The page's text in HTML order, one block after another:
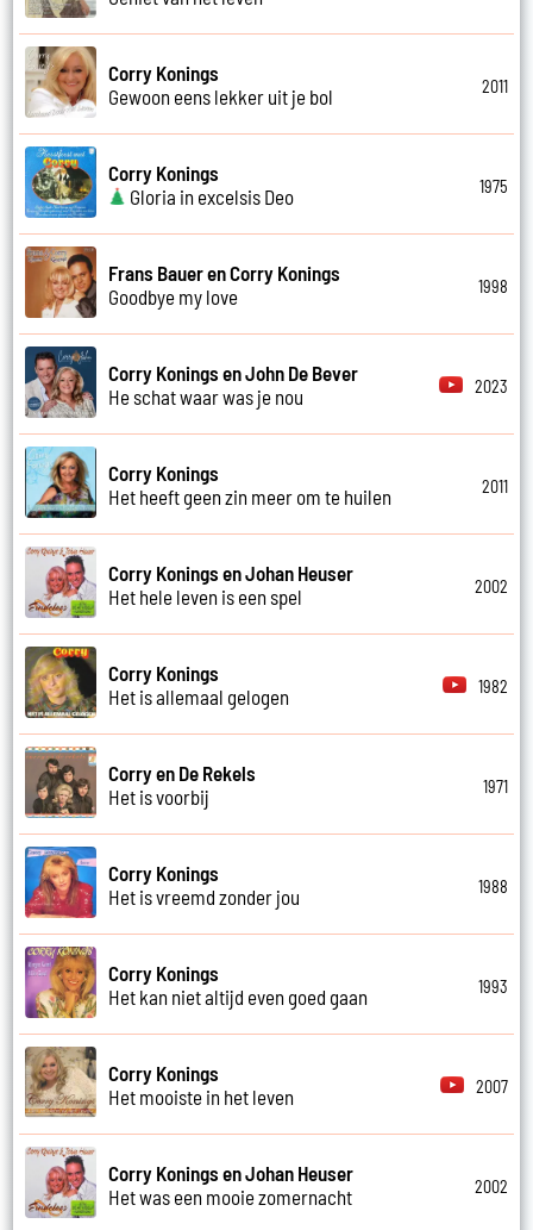
Corry Konings
Gewoon eens lekker uit je bol
2011
Corry Konings
Gloria in excelsis Deo
1975
Frans Bauer en Corry Konings
Goodbye my love
1998
Corry Konings en John De Bever
He schat waar was je nou
2023
Corry Konings
Het heeft geen zin meer om te huilen
2011
Corry Konings en Johan Heuser
Het hele leven is een spel
2002
Corry Konings
Het is allemaal gelogen
1982
Corry en De Rekels
Het is voorbij
1971
Corry Konings
Het is vreemd zonder jou
1988
Corry Konings
Het kan niet altijd even goed gaan
1993
Corry Konings
Het mooiste in het leven
2007
Corry Konings en Johan Heuser
Het was een mooie zomernacht
2002